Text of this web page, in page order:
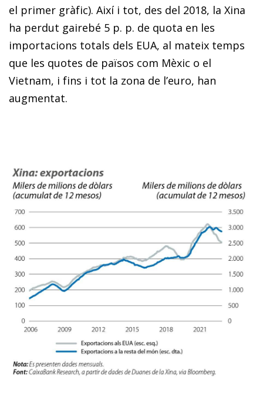
el primer gràfic). Així i tot, des del 2018, la Xina
ha perdut gairebé 5 p. p. de quota en les
importacions totals dels EUA, al mateix temps
que les quotes de països com Mèxic o el
Vietnam, i fins i tot la zona de l’euro, han
augmentat.